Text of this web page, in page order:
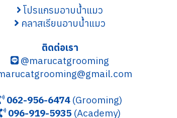
โปรแกรมอาบน้ำแมว
คลาสเรียนอาบน้ำแมว
ติดต่อเรา
@marucatgrooming
062-956-6474(Grooming)
096-919-5935 (Academy)